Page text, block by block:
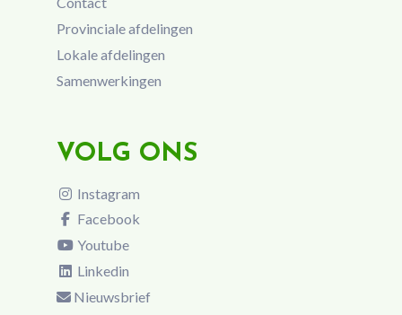
Provinciale afdelingen
Lokale afdelingen
Samenwerkingen
VOLG ONS
Instagram
Facebook
Youtube
Linkedin
Nieuwsbrief